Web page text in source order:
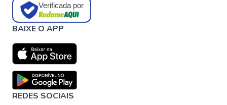
Verificada por
BAIXE O APP
REDES SOCIAIS